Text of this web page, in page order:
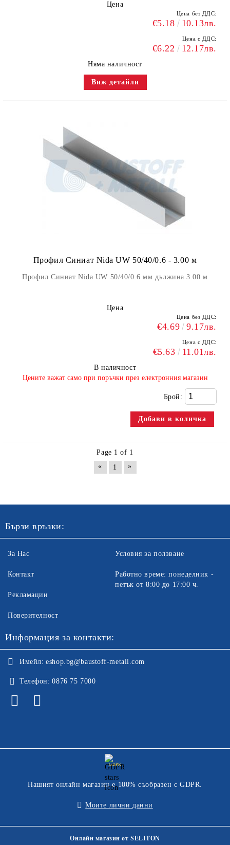
Цена
Цена без ДДС:
€5.18 10.13лв.
Цена с ДДС:
€6.22 12.17лв.
Няма наличност
Виж детайли
Профил Синиат Nida UW 50/40/0.6 - 3.00 м
Профил Синиат Nida UW 50/40/0.6 мм дължина 3.00 м
Цена
Цена без ДДС:
€4.69 9.17лв.
Цена с ДДС:
€5.63 11.01лв.
В наличност
​Цените важат само при поръчки през електронния магазин
Брой:
Page 1 of 1
«
1 »
Бързи връзки:
За Нас
Контакт
Рекламации
Поверителност
Условия за ползване
Работно време: понеделник -
петък от 8:00 до 17:00 ч.
Информация за контакти:
Имейл: eshop.bg@baustoff-metall.com
Телефон: 0876 75 7000
GDPR
Нашият онлайн магазин е 100% съобразен с GDPR.
Моите лични данни
Онлайн магазин от SELITON